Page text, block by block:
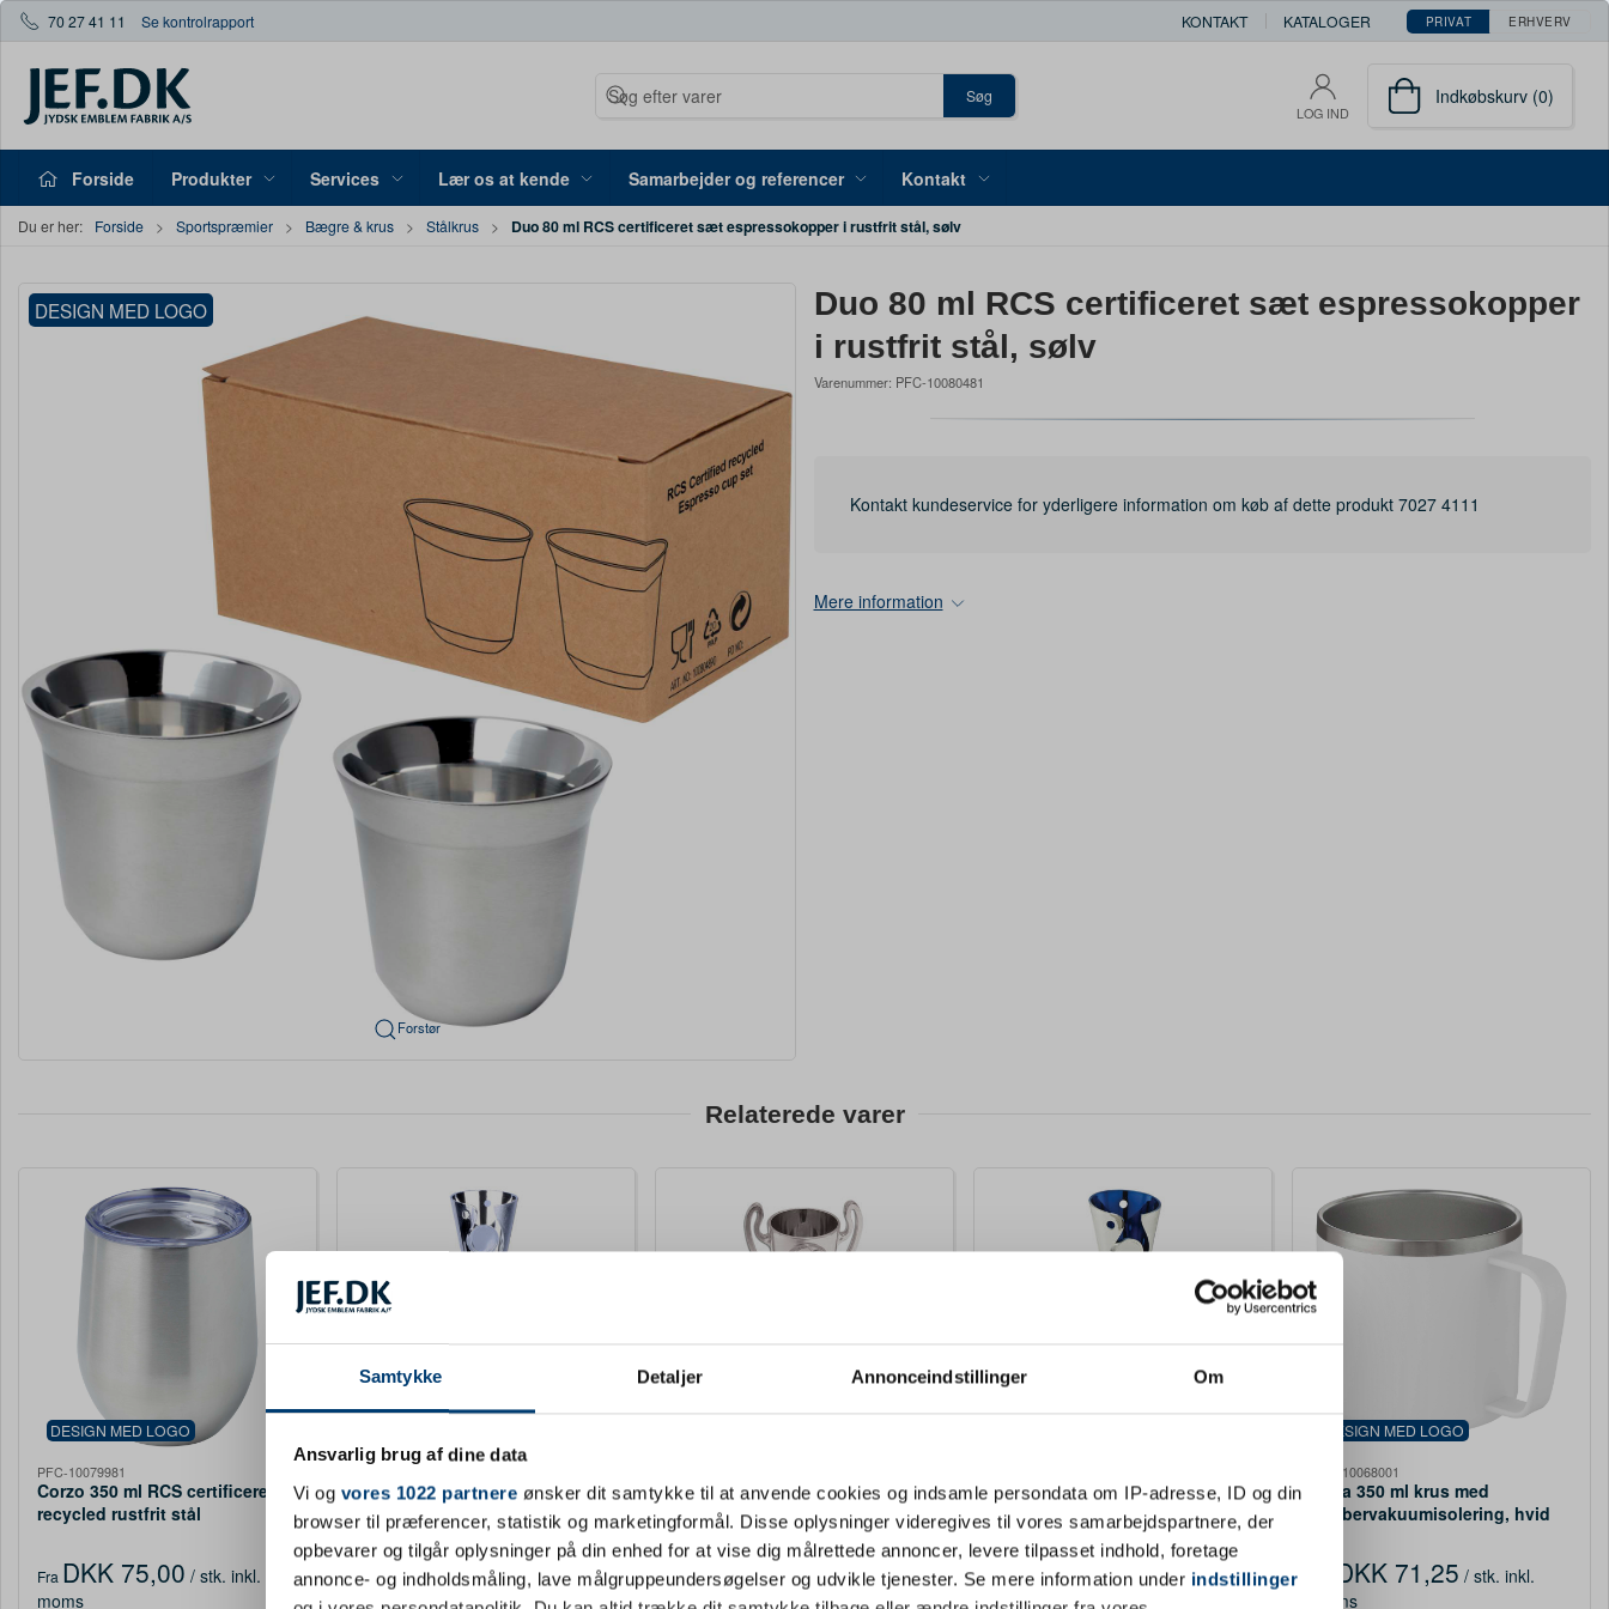
Samtykke Detaljer Annonceindstillinger Om
Ansvarlig brug af dine data
Vi og vores 1022 partnere ønsker dit samtykke til at anvende cookies og indsamle persondata om IP-adresse, ID og din
browser til præferencer, statistik og marketingformål. Disse oplysninger videregives til vores samarbejdspartnere, der
opbevarer og tilgår oplysninger på din enhed for at vise dig målrettede annoncer, levere tilpasset indhold, foretage
annonce- og indholdsmåling, lave målgruppeundersøgelser og udvikle tjenester. Se mere information under indstillinger
70 27 41 11 Se kontrolrapport KONTAKT KATALOGER PRIVAT ERHVERV
Søg
LOG IND
Indkøbskurv (0)
Forside Produkter Services Lær os at kende Samarbejder og referencer Kontakt
Du er her: Forside Sportspræmier Bægre & krus Stålkrus Duo 80 ml RCS certificeret sæt espressokopper i rustfrit stål, sølv
DESIGN MED LOGO
Forstør
Duo 80 ml RCS certificeret sæt espressokopper
i rustfrit stål, sølv
Varenummer: PFC-10080481
Kontakt kundeservice for yderligere information om køb af dette produkt 7027 4111
Mere information
Relaterede varer
DESIGN MED LOGO
PFC-10079981
Corzo 350 ml RCS certificeret
recycled rustfrit stål
sølv
Fra DKK 75,00 / stk. inkl.
moms
1485-02
FraDKK 81,90 / stk.inkl.
moms
Køb
Fra DKK 38,85 / stk.
moms
Køb
Fra DKK 65,10 / stk.
inkl.
moms
Køb
DESIGN MED LOGO
PFC-10068001
Jetta 350 ml krus med
kobbervakuumisolering, hvid
DKK 71,25 / stk. inkl.
moms